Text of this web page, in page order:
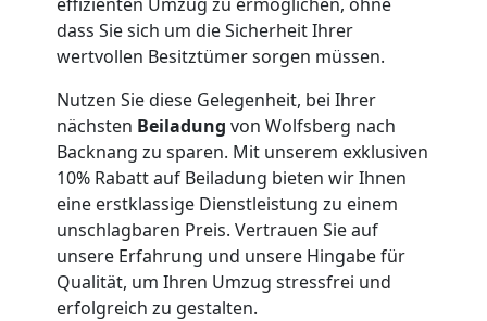
dass Sie sich um die Sicherheit Ihrer
wertvollen Besitztümer sorgen müssen.
Nutzen Sie diese Gelegenheit, bei Ihrer
nächsten Beiladung von Wolfsberg nach
Backnang zu sparen. Mit unserem exklusiven
10% Rabatt auf Beiladung bieten wir Ihnen
eine erstklassige Dienstleistung zu einem
unschlagbaren Preis. Vertrauen Sie auf
unsere Erfahrung und unsere Hingabe für
Qualität, um Ihren Umzug stressfrei und
erfolgreich zu gestalten.
Wolfsberg
Vereinsumzug
Wolfsberg
Anfrage